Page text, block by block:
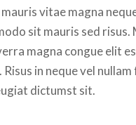
vitae magna
sit mauris sed risus.
magna congue elit
Risus in neque vel nullam
dictumst sit.